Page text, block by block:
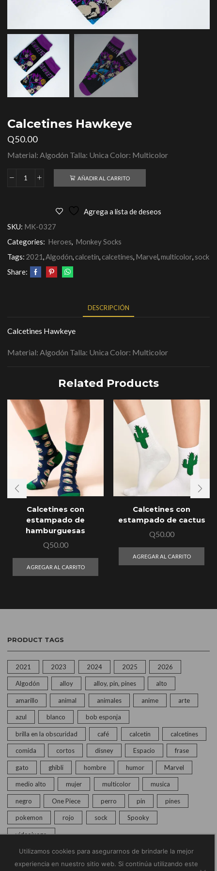
Calcetines Hawkeye
Q50.00
Material: Algodón Talla: Unica Color: Multicolor
AÑADIR AL CARRITO
Agrega a lista de deseos
SKU: MK-0327
Categories: Heroes, Monkey Socks
Tags: 2021,Algodón, calcetin, calcetines, Marvel,multicolor, sock
Share:
DESCRIPCIÓN
Calcetines Hawkeye
Material: Algodón Talla: Unica Color: Multicolor
Related Products
Calcetines con
estampado de
hamburguesas
Q50.00
AGREGAR AL CARRITO
Calcetines con
estampado de cactus
Q50.00
AGREGAR AL CARRITO
PRODUCT TAGS
2021 2023 2024 2025 2026
Algodón alloy alloy, pin, pines alto
amarillo animal animales anime arte
azul blanco bob esponja
brilla en la obscuridad café calcetin calcetines
comida cortos disney Espacio frase
gato ghibli hombre humor Marvel
medio alto mujer multicolor musica
negro One Piece perro pin pines
pokemon rojo sock Spooky
videojuego
Utilizamos cookies para asegurarnos de brindarle la mejor
experiencia en nuestro sitio web. Si continúa utilizando este